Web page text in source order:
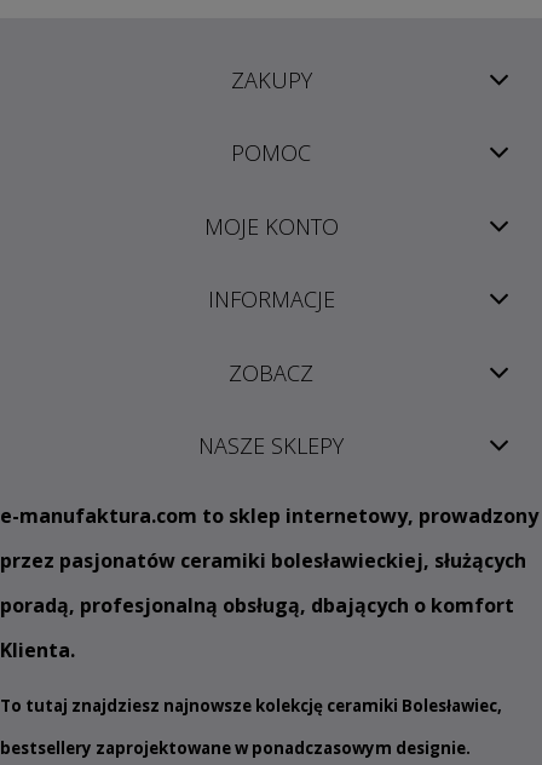
ZAKUPY
POMOC
MOJE KONTO
INFORMACJE
ZOBACZ
NASZE SKLEPY
e-manufaktura.com to sklep internetowy, prowadzony
przez pasjonatów ceramiki bolesławieckiej, służących
poradą, profesjonalną obsługą, dbających o komfort
Klienta.
To tutaj znajdziesz najnowsze kolekcję ceramiki Bolesławiec,
bestsellery zaprojektowane w ponadczasowym designie.